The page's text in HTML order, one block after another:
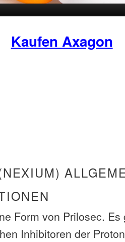
Kaufen Axagon
Form von Prilosec.
Inhibitoren der